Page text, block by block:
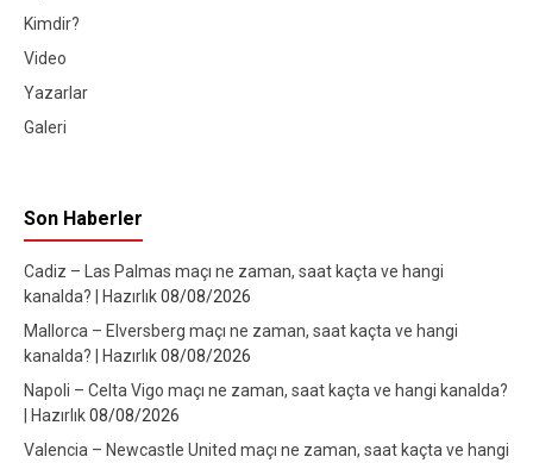
Kimdir?
Video
Yazarlar
Galeri
Son Haberler
Cadiz – Las Palmas maçı ne zaman, saat kaçta ve hangi
kanalda? | Hazırlık08/08/2026
Mallorca – Elversberg maçı ne zaman, saat kaçta ve hangi
kanalda? | Hazırlık08/08/2026
Napoli – Celta Vigo maçı ne zaman, saat kaçta ve hangi kanalda?
| Hazırlık08/08/2026
Valencia – Newcastle United maçı ne zaman, saat kaçta ve hangi